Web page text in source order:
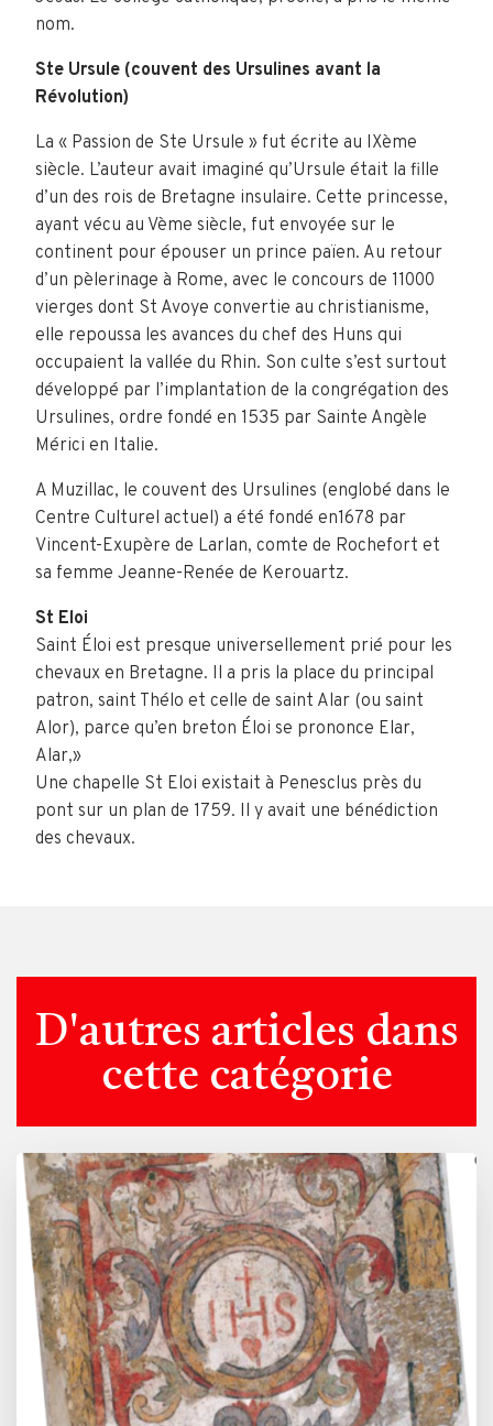
nom.
Ste Ursule (couvent des Ursulines avant la
Révolution)
La « Passion de Ste Ursule » fut écrite au IXème
siècle. L’auteur avait imaginé qu’Ursule était la fille
d’un des rois de Bretagne insulaire. Cette princesse,
ayant vécu au Vème siècle, fut envoyée sur le
continent pour épouser un prince païen. Au retour
d’un pèlerinage à Rome, avec le concours de 11000
vierges dont St Avoye convertie au christianisme,
elle repoussa les avances du chef des Huns qui
occupaient la vallée du Rhin. Son culte s’est surtout
développé par l’implantation de la congrégation des
Ursulines, ordre fondé en 1535 par Sainte Angèle
Mérici en Italie.
A Muzillac, le couvent des Ursulines (englobé dans le
Centre Culturel actuel) a été fondé en1678 par
Vincent-Exupère de Larlan, comte de Rochefort et
sa femme Jeanne-Renée de Kerouartz.
St Eloi
Saint Éloi est presque universellement prié pour les
chevaux en Bretagne. Il a pris la place du principal
patron, saint Thélo et celle de saint Alar (ou saint
Alor), parce qu’en breton Éloi se prononce Elar,
Alar,»
Une chapelle St Eloi existait à Penesclus près du
pont sur un plan de 1759. Il y avait une bénédiction
des chevaux.
D'autres articles dans
cette catégorie